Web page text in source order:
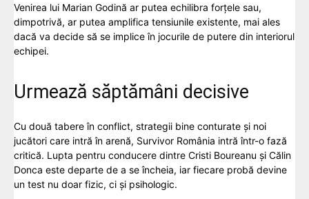
Venirea lui Marian Godină ar putea echilibra forțele sau,
dimpotrivă, ar putea amplifica tensiunile existente, mai ales
dacă va decide să se implice în jocurile de putere din interiorul
echipei.
Urmează săptămâni decisive
Cu două tabere în conflict, strategii bine conturate și noi
jucători care intră în arenă, Survivor România intră într-o fază
critică. Lupta pentru conducere dintre Cristi Boureanu și Călin
Donca este departe de a se încheia, iar fiecare probă devine
un test nu doar fizic, ci și psihologic.